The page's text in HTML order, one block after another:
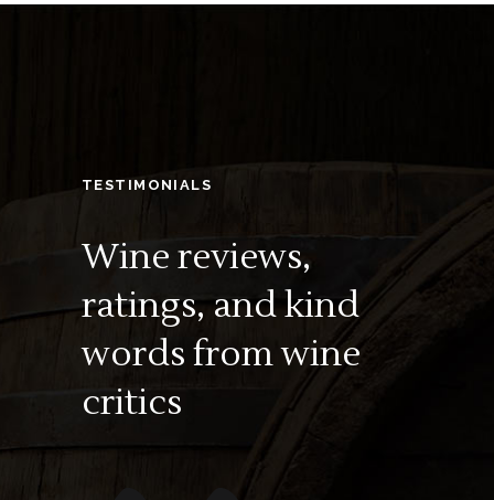
TESTIMONIALS
Wine reviews,
ratings, and kind
wordsfrom wine
critics